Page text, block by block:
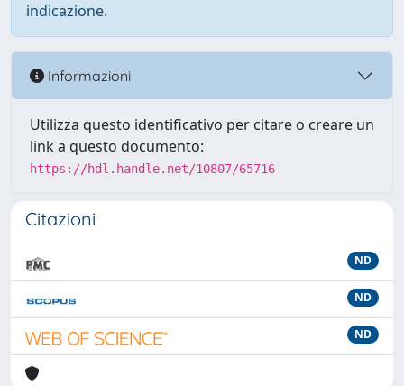
indicazione.
Informazioni
Utilizza questo identificativo per citare o creare un
link a questo documento:
https://hdl.handle.net/10807/65716
Citazioni
ND
ND
ND